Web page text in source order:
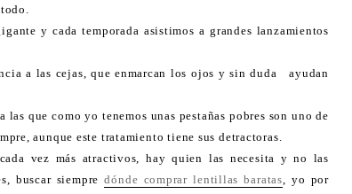
y cada temporada asistimos a grandes lanzamientos
a las cejas, que enmarcan los ojos y sin duda ayudan
que como yo tenemos unas pestañas pobres son uno de
aunque este tratamiento tiene sus detractoras.
vez más atractivos, hay quien las necesita y no las
buscar siempredónde comprar lentillas baratas, yo por